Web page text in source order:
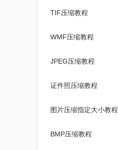
TIF压缩教程
WMF压缩教程
JPEG压缩教程
证件照压缩教程
图片压缩指定大小教程
BMP压缩教程